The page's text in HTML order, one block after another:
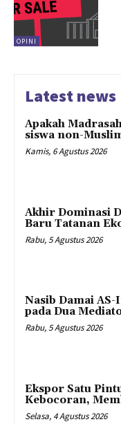
OPINI
Latest news
Apakah
siswa non-
Kamis, 6 Agustus 2026
Akhir Dominasi
Baru Tatanan
Rabu, 5 Agustus 2026
Nasib Damai
pada Dua
Rabu, 5 Agustus 2026
Ekspor Satu
Kebocoran,
Selasa, 4 Agustus 2026